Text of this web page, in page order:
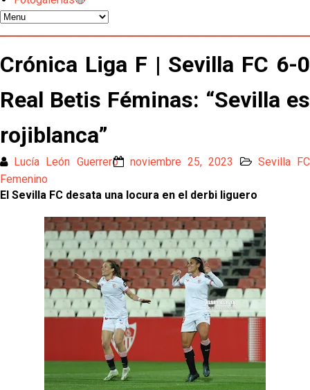
Los contratiempos para García Plaza por la mala
gestión de un inválido Consejo
Atlético y Getafe agitan el mercado de LaLiga
Luis García Plaza: No sufrir ya es un paso adelante
El Sevilla FC plantea ampliar hasta cinco fichajes
más antes del cierre
Djibril Sow pone rumbo a Italia para firmar su nuevo
contrato con el Genoa
Kochorashvili, seria opción para reforzar el centro
del campo sevillista
Sow muy cerca de cerrar su traspaso al Genoa
Oso es el siguiente en la lista para salir
Crónica Liga F | Sevilla FC 6-0
Real Betis Féminas: “Sevilla es
rojiblanca”
Lucía León Guerrero noviembre 25, 2023
Sevilla FC
Femenino
El Sevilla FC desata una locura en el derbi liguero